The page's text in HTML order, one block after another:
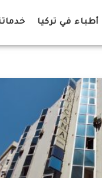
أطباء في تركيا